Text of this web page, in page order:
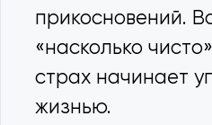
прикосновений.
«насколько
страх начинает
жизнью.